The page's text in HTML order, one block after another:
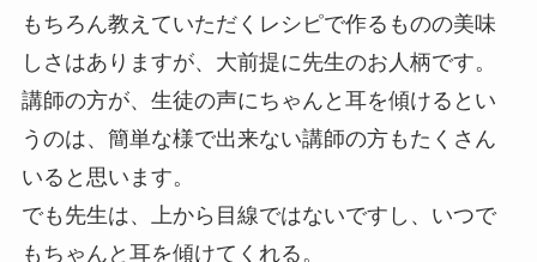
もちろん教えていただくレシピで作るものの美味
しさはありますが、大前提に先生のお人柄です。
講師の方が、生徒の声にちゃんと耳を傾けるとい
うのは、簡単な様で出来ない講師の方もたくさん
いると思います。
でも先生は、上から目線ではないですし、いつで
もちゃんと耳を傾けてくれる。